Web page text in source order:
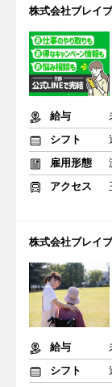
株式会社ブレイ
給与
シフト
雇用形態
アクセス
株式会社ブレイ
給与
シフト